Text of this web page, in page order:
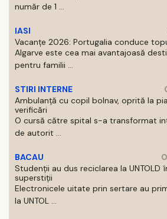
număr de 1 ...
IASI
Vacanțe 2026: Portugalia conduce
Algarve este cea mai avantajoasă
pentru familii ...
STIRI INTERNE
Ambulanță cu copil bolnav, oprită la
verificări
O cursă către spital s-a transformat
de autorit ...
BACAU
Studenții au dus reciclarea la UNTOLD
superstiții
Electronicele uitate prin sertare au
la UNTOL ...